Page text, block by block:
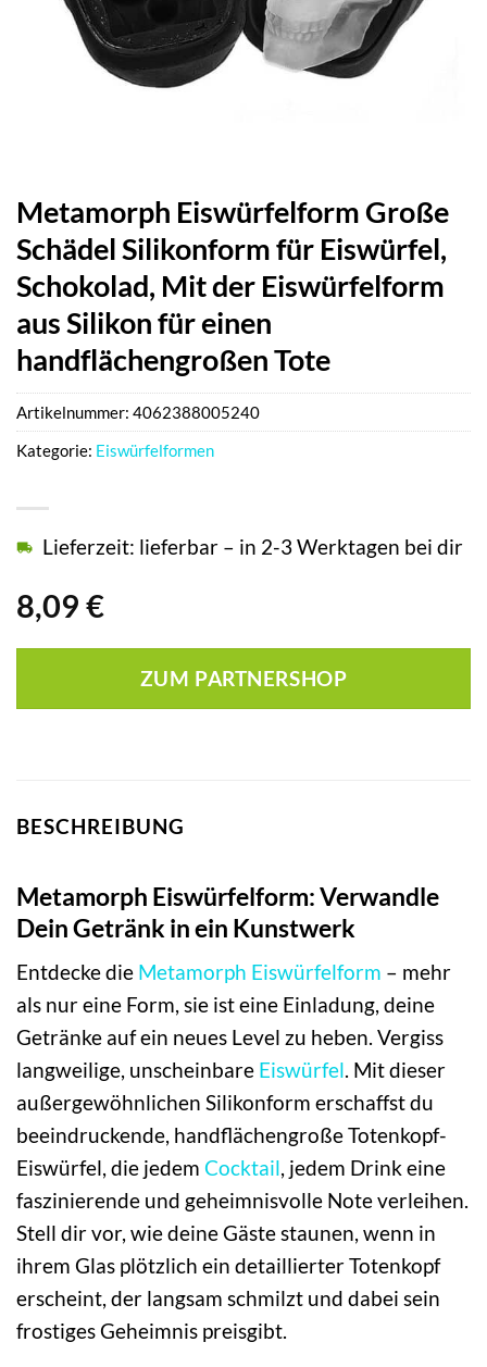
Metamorph Eiswürfelform Große
Schädel Silikonform für Eiswürfel,
Schokolad, Mit der Eiswürfelform
aus Silikon für einen
handflächengroßen Tote
8,09 €
Lieferzeit: lieferbar – in 2-3 Werktagen bei dir
ZUM PARTNERSHOP
Artikelnummer: 4062388005240
Kategorie: Eiswürfelformen
BESCHREIBUNG
Metamorph Eiswürfelform: Verwandle
Dein Getränk in ein Kunstwerk
Entdecke die Metamorph Eiswürfelform – mehr
als nur eine Form, sie ist eine Einladung, deine
Getränke auf ein neues Level zu heben. Vergiss
langweilige, unscheinbare Eiswürfel. Mit dieser
außergewöhnlichen Silikonform erschaffst du
beeindruckende, handflächengroße Totenkopf-
Eiswürfel, die jedem Cocktail, jedem Drink eine
faszinierende und geheimnisvolle Note verleihen.
Stell dir vor, wie deine Gäste staunen, wenn in
ihrem Glas plötzlich ein detaillierter Totenkopf
erscheint, der langsam schmilzt und dabei sein
frostiges Geheimnis preisgibt.